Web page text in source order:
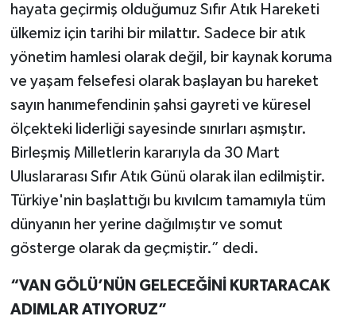
hayata geçirmiş olduğumuz Sıfır Atık Hareketi
ülkemiz için tarihi bir milattır. Sadece bir atık
yönetim hamlesi olarak değil, bir kaynak koruma
ve yaşam felsefesi olarak başlayan bu hareket
sayın hanımefendinin şahsi gayreti ve küresel
ölçekteki liderliği sayesinde sınırları aşmıştır.
Birleşmiş Milletlerin kararıyla da 30 Mart
Uluslararası Sıfır Atık Günü olarak ilan edilmiştir.
Türkiye'nin başlattığı bu kıvılcım tamamıyla tüm
dünyanın her yerine dağılmıştır ve somut
gösterge olarak da geçmiştir.” dedi.
“VAN GÖLÜ’NÜN GELECEĞİNİ KURTARACAK
ADIMLAR ATIYORUZ”